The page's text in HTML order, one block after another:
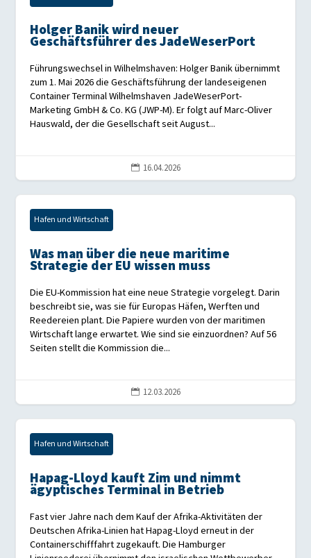
Holger Banik wird neuer
Geschäftsführer des JadeWeserPort
Führungswechsel in Wilhelmshaven: Holger Banik übernimmt
zum 1. Mai 2026 die Geschäftsführung der landeseigenen
Container Terminal Wilhelmshaven JadeWeserPort-
Marketing GmbH & Co. KG (JWP-M). Er folgt auf Marc-Oliver
Hauswald, der die Gesellschaft seit August...
 16.04.2026
Hafen und Wirtschaft
Was man über die neue maritime
Strategie der EU wissen muss
Die EU-Kommission hat eine neue Strategie vorgelegt. Darin
beschreibt sie, was sie für Europas Häfen, Werften und
Reedereien plant. Die Papiere wurden von der maritimen
Wirtschaft lange erwartet. Wie sind sie einzuordnen? Auf 56
Seiten stellt die Kommission die...
 12.03.2026
Hafen und Wirtschaft
Hapag-Lloyd kauft Zim und nimmt
ägyptisches Terminal in Betrieb
Fast vier Jahre nach dem Kauf der Afrika-Aktivitäten der
Deutschen Afrika-Linien hat Hapag-Lloyd erneut in der
Containerschifffahrt zugekauft. Die Hamburger